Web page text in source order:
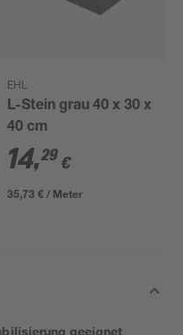
EHL
L-Stein grau 40 x 30 x
40 cm
14,29 €
35,73 € / Meter
geeignet